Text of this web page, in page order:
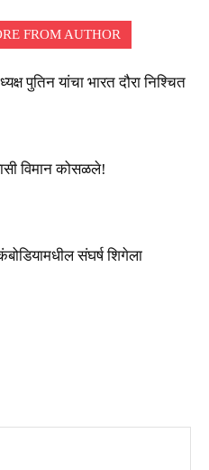
FROM AUTHOR
पुतिन यांचा भारत दौरा निश्चित
विमान कोसळले!
संघर्ष शिगेला